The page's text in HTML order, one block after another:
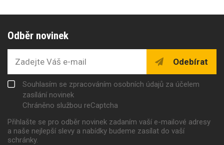
Odběr novinek
Odebírat
Souhlasím se zpracováním osobních údajů za účelem
zasílání novinek
Chráněno službou reCaptcha
Přihlašte se pro odběr novinek zadaním vaší e-mailové adresy
a naše nejlepší slevy a nabídky budeme zasílat do vaší
schránky.